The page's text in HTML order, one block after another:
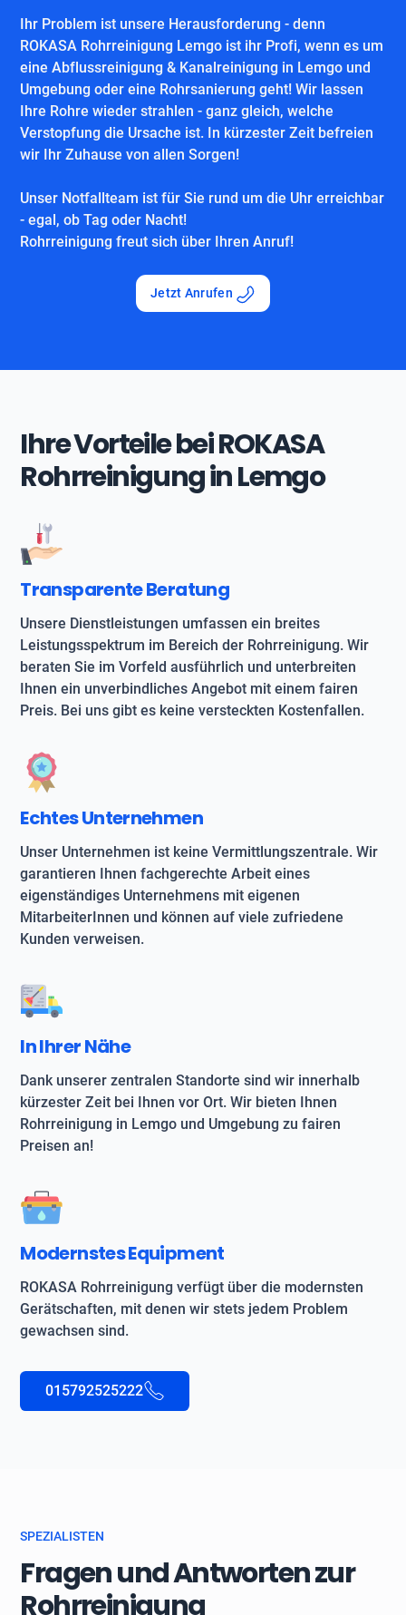
Ihr Problem ist unsere Herausforderung - denn
ROKASA Rohrreinigung Lemgo ist ihr Profi, wenn es um
eine Abflussreinigung & Kanalreinigung in Lemgo und
Umgebung oder eine Rohrsanierung geht! Wir lassen
Ihre Rohre wieder strahlen - ganz gleich, welche
Verstopfung die Ursache ist. In kürzester Zeit befreien
wir Ihr Zuhause von allen Sorgen!
Unser Notfallteam ist für Sie rund um die Uhr erreichbar
- egal, ob Tag oder Nacht!
Rohrreinigung freut sich über Ihren Anruf!
Jetzt Anrufen
Ihre Vorteile bei ROKASA
Rohrreinigung in Lemgo
Transparente Beratung
Unsere Dienstleistungen umfassen ein breites
Leistungsspektrum im Bereich der Rohrreinigung. Wir
beraten Sie im Vorfeld ausführlich und unterbreiten
Ihnen ein unverbindliches Angebot mit einem fairen
Preis. Bei uns gibt es keine versteckten Kostenfallen.
Echtes Unternehmen
Unser Unternehmen ist keine Vermittlungszentrale. Wir
garantieren Ihnen fachgerechte Arbeit eines
eigenständiges Unternehmens mit eigenen
MitarbeiterInnen und können auf viele zufriedene
Kunden verweisen.
In Ihrer Nähe
Dank unserer zentralen Standorte sind wir innerhalb
kürzester Zeit bei Ihnen vor Ort. Wir bieten Ihnen
Rohrreinigung in Lemgo und Umgebung zu fairen
Preisen an!
Modernstes Equipment
ROKASA Rohrreinigung verfügt über die modernsten
Gerätschaften, mit denen wir stets jedem Problem
gewachsen sind.
015792525222
SPEZIALISTEN
Fragen und Antworten zur
Rohrreinigung